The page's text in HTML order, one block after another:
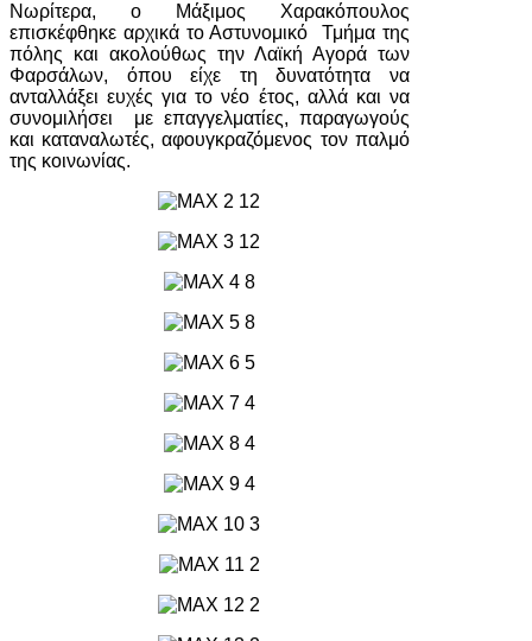
Νωρίτερα, ο Μάξιμος Χαρακόπουλος
επισκέφθηκε αρχικά το Αστυνομικό Τμήμα της
πόλης και ακολούθως την Λαϊκή Αγορά των
Φαρσάλων, όπου είχε τη δυνατότητα να
ανταλλάξει ευχές για το νέο έτος, αλλά και να
συνομιλήσει με επαγγελματίες, παραγωγούς
και καταναλωτές, αφουγκραζόμενος τον παλμό
της κοινωνίας.